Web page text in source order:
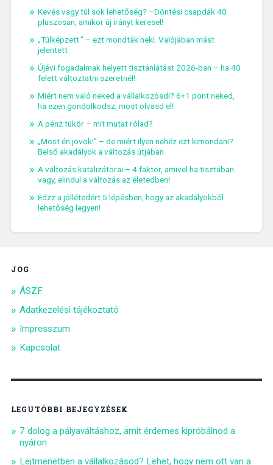
Kevés vagy túl sok lehetőség? –Döntési csapdák 40
pluszosan, amikor új irányt keresel!
„Túlképzett.” – ezt mondták neki. Valójában mást
jelentett
Újévi fogadalmak helyett tisztánlátást 2026-ban – ha 40
felett változtatni szeretnél!
Miért nem való neked a vállalkozósdi? 6+1 pont neked,
ha ezen gondolkodsz, most olvasd el!
A pénz tükör – mit mutat rólad?
„Most én jövök!” – de miért ilyen nehéz ezt kimondani?
Belső akadályok a változás útjában
A változás katalizátorai – 4 faktor, amivel ha tisztában
vagy, elindul a változás az életedben!
Edzz a jóllétedért 5 lépésben, hogy az akadályokból
lehetőség legyen!
JOG
ÁSZF
Adatkezelési tájékoztató
Impresszum
Kapcsolat
LEGUTÓBBI BEJEGYZÉSEK
7 dolog a pályaváltáshoz, amit érdemes kipróbálnod a
nyáron
Lejtmenetben a vállalkozásod? Lehet, hogy nem ott van a